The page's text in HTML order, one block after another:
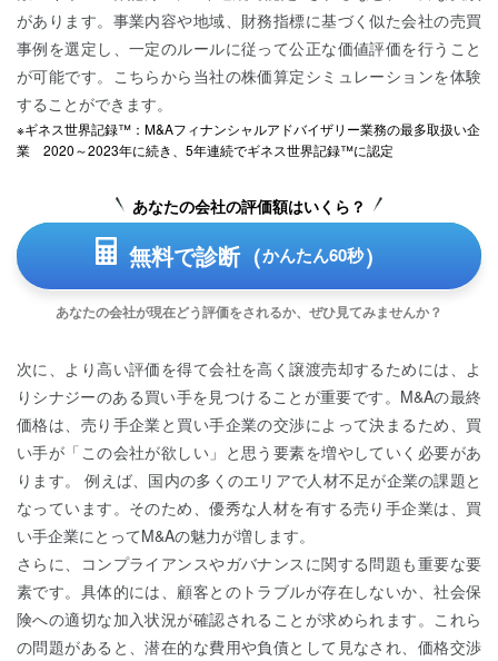
があります。事業内容や地域、財務指標に基づく似た会社の売買
事例を選定し、一定のルールに従って公正な価値評価を行うこと
が可能です。こちらから当社の株価算定シミュレーションを体験
することができます。
※ギネス世界記録™：M&Aフィナンシャルアドバイザリー業務の最多取扱い企
業 2020～2023年に続き、5年連続でギネス世界記録™に認定
あなたの会社の評価額はいくら？
無料で診断（かんたん60秒）
あなたの会社が現在どう評価をされるか、ぜひ見てみませんか？
次に、より高い評価を得て会社を高く譲渡売却するためには、よ
りシナジーのある買い手を見つけることが重要です。M&Aの最終
価格は、売り手企業と買い手企業の交渉によって決まるため、買
い手が「この会社が欲しい」と思う要素を増やしていく必要があ
ります。 例えば、国内の多くのエリアで人材不足が企業の課題と
なっています。そのため、優秀な人材を有する売り手企業は、買
い手企業にとってM&Aの魅力が増します。
さらに、コンプライアンスやガバナンスに関する問題も重要な要
素です。具体的には、顧客とのトラブルが存在しないか、社会保
険への適切な加入状況が確認されることが求められます。これら
の問題があると、潜在的な費用や負債として見なされ、価格交渉